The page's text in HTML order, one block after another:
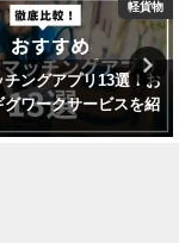
軽貨物
チングアプリ13選！お
グワークサービスを紹